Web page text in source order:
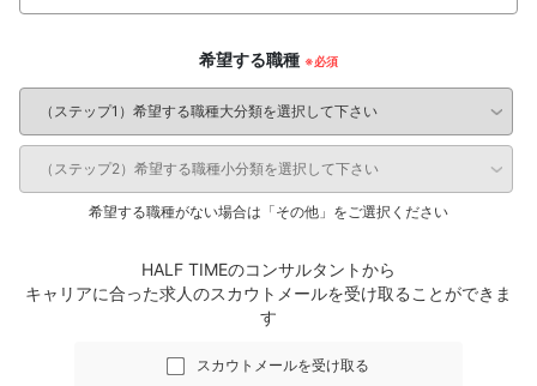
希望する職種
希望する職種がない場合は「その他」をご選択ください
HALF TIMEのコンサルタントから
キャリアに合った求人のスカウトメールを受け取ることができま
す
スカウトメールを受け取る